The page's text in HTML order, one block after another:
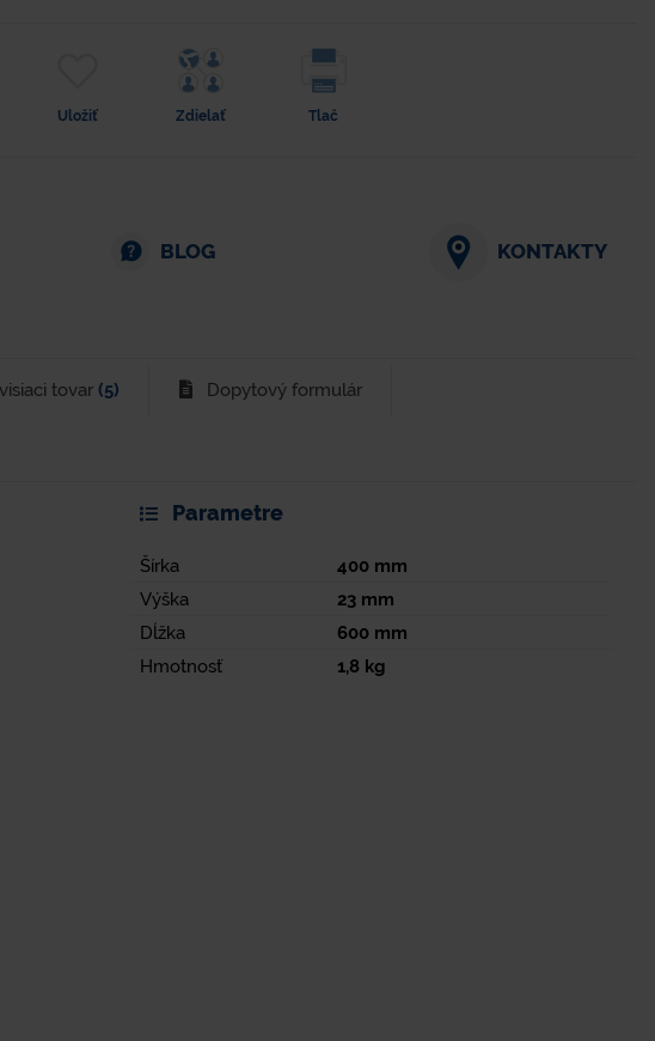
Uložiť Zdielať Tlač
BLOG KONTAKTY
tovar (5) Dopytový formulár
Parametre
Šírka 400 mm
Výška
23 mm
Dĺžka
600 mm
Hmotnosť
1,8 kg